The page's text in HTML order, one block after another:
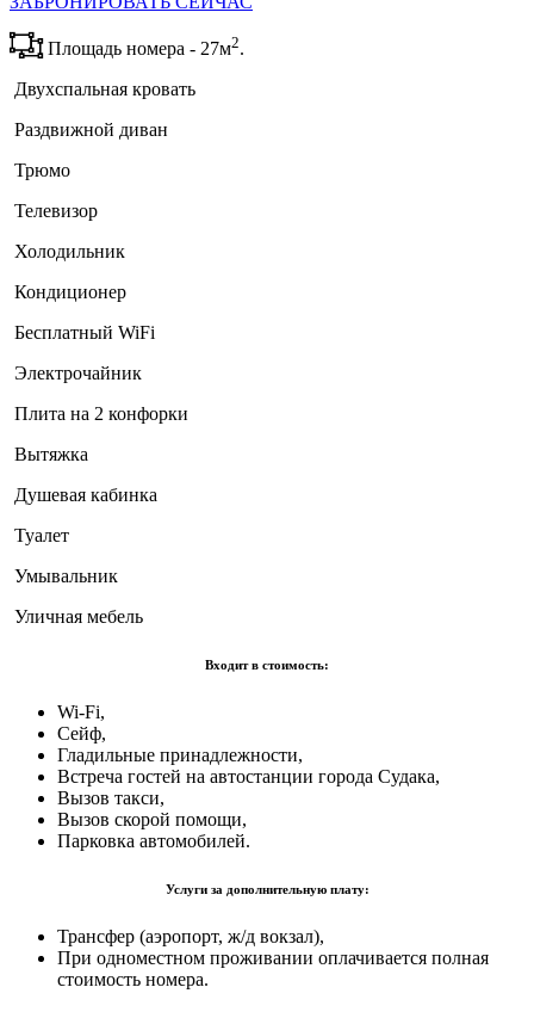
Площадь номера - 27м2.
Двухспальная кровать
Раздвижной диван
Трюмо
Телевизор
Холодильник
Кондиционер
Бесплатный WiFi
Электрочайник
Плита на 2 конфорки
Вытяжка
Душевая кабинка
Туалет
Умывальник
Уличная мебель
Входит в стоимость:
Wi-Fi,
Сейф,
Гладильные принадлежности,
Встреча гостей на автостанции города Судака,
Вызов такси,
Вызов скорой помощи,
Парковка автомобилей.
Услуги за дополнительную плату:
Трансфер (аэропорт, ж/д вокзал),
При одноместном проживании оплачивается полная
стоимость номера.